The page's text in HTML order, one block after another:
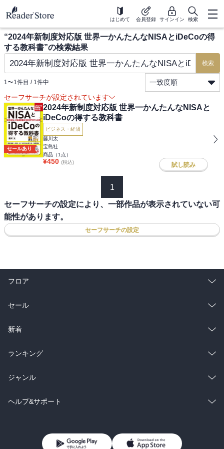
はじめて 会員登録 サインイン 検索
“2024年新制度対応版 世界一かんたんなNISAとiDeCoの得
する教科書”の検索結果
検索
1〜1件目 / 1件中
一致度順
セーフサーチが設定されています
セールあり
2024年新制度対応版 世界一かんたんなNISAと
iDeCoの得する教科書
ビジネス・経済
藤川太
宝島社
商品（1 点）
¥450 (税込) 試し読み
1
セーフサーチの設定により、一部作品が表示されていない可
能性があります。
セーフサーチの設定
フロア
総合
ラノベ
雑誌・グラビア
BL・TL
セール
総合
ラノベ
雑誌・グラビア
BL・TL
新着
総合
ラノベ
雑誌・グラビア
ランキング
総合
ラノベ
ジャンル
コミック
ライトノベル 男子向けラノベ
ヘルプ&サポート